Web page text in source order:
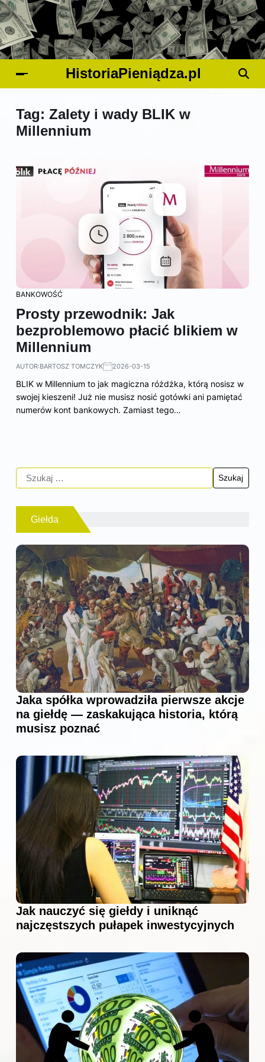
HistoriaPieniądza.pl
Tag: Zalety i wady BLIK w
Millennium
BANKOWOŚĆ
Prosty przewodnik: Jak
bezproblemowo płacić blikiem w
Millennium
AUTOR:BARTOSZ TOMCZYK 2026-03-15
BLIK w Millennium to jak magiczna różdżka, którą nosisz w
swojej kieszeni! Już nie musisz nosić gotówki ani pamiętać
numerów kont bankowych. Zamiast tego…
Giełda
Jaka spółka wprowadziła pierwsze akcje
na giełdę — zaskakująca historia, którą
musisz poznać
Jak nauczyć się giełdy i uniknąć
najczęstszych pułapek inwestycyjnych